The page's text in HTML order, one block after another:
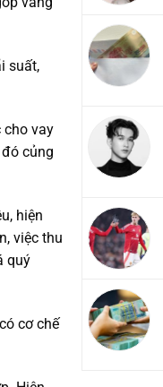
suất,
cho vay
củng
hiện
việc thu
quý
cơ chế